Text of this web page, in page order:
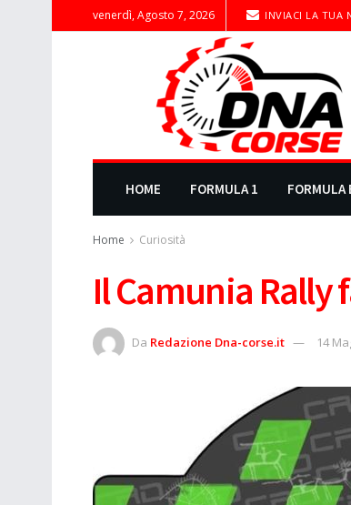
venerdì, Agosto 7, 2026 INVIACI LA TUA
HOME FORMULA 1 FORMULA
Home Curiosità
Il Camunia
Da Redazione Dna-corse.it 14